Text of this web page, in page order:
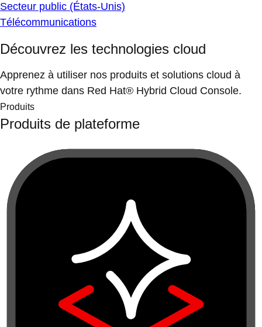
Secteur public (États-Unis)
Télécommunications
Découvrez les technologies cloud
Apprenez à utiliser nos produits et solutions cloud à
votre rythme dans Red Hat® Hybrid Cloud Console.
Produits
Produits de plateforme